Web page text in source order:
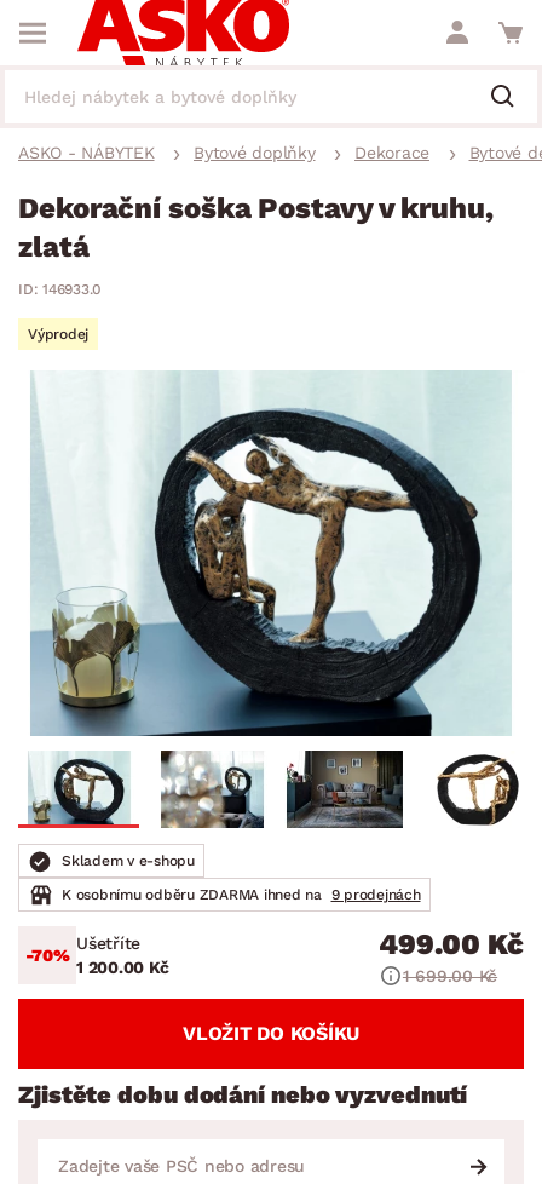
ASKO - NÁBYTEK Bytové doplňky Dekorace Bytové
Dekorační soška Postavy v kruhu,
zlatá
ID: 146933.0
Výprodej
Skladem v e-shopu
K osobnímu odběru ZDARMA ihned na
9 prodejnách
-70%
Ušetříte
1 200.00 Kč
499.00 Kč
1 699.00 Kč
VLOŽIT DO KOŠÍKU
Zjistěte dobu dodání nebo vyzvednutí